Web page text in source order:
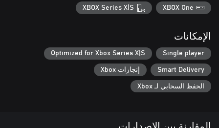
XBOX One
XBOX Series X|S
الإمكانات
Single player
Optimized for Xbox Series X|S
Smart Delivery إنجازات Xbox
الحفظ السحابي لـ Xbox